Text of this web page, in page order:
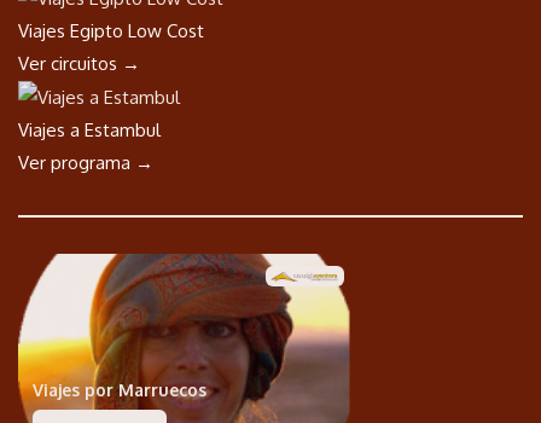
Viajes Egipto Low Cost
Ver circuitos →
Viajes a Estambul
Ver programa →
Viajes por Marruecos